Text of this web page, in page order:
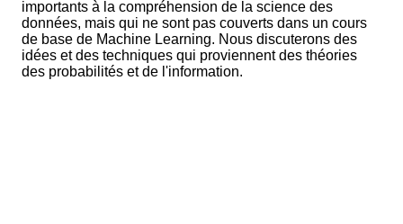
importants à la compréhension de la science des
données, mais qui ne sont pas couverts dans un cours
de base de Machine Learning. Nous discuterons des
idées et des techniques qui proviennent des théories
des probabilités et de l'information.